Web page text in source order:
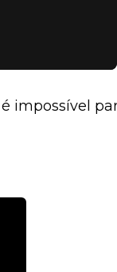
para os